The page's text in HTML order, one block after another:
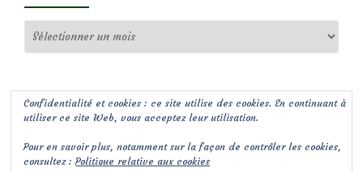
Confidentialité et cookies : ce site utilise des cookies. En continuant à
utiliser ce site Web, vous acceptez leur utilisation.
Pour en savoir plus, notamment sur la façon de contrôler les cookies,
consultez :Politique relative aux cookies